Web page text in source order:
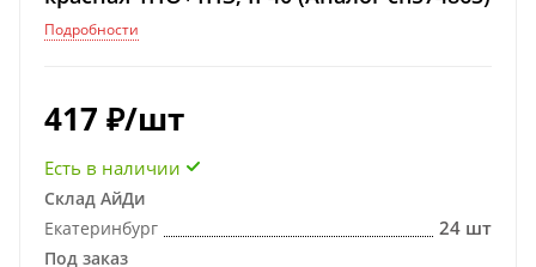
Подробности
417 ₽/шт
Есть в наличии
Склад АйДи
Екатеринбург
24 шт
Под заказ